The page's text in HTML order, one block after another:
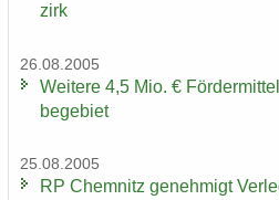
zirk
26.08.2005
Wei­te­re 4,5 Mio. €
be­ge­biet
25.08.2005
RP Chem­nitz ge­neh­migt